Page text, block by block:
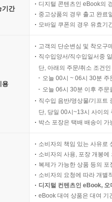
기간
디지털 콘텐츠인 eBook의
중고상품의 경우 출고 완료
모바일 쿠폰의 경우 유효기
용
고객의 단순변심 및 착오구
직수입양서/직수입일서중
단, 아래의 주문/취소 조건
오늘 00시 ~ 06시 30분
오늘 06시 30분 이후 주
직수입 음반/영상물/기프트
단, 당일 00시~13시 사이의
박스 포장은 택배 배송이
소비자의 책임 있는 사유로
소비자의 사용, 포장 개봉
복제가 가능한 상품 등의
소비자의 요청에 따라 개별
디지털 컨텐츠인 eBook,
eBook 대여 상품은 대여 기